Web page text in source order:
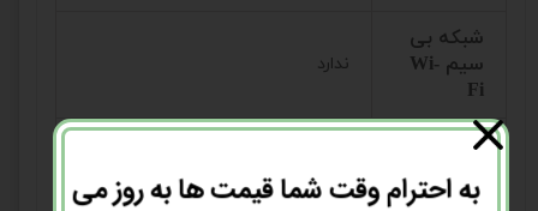
شبکه بی
سیم Wi-
Fi
ندارد
توانایی
چاپ در
دقیقه
به احترام وقت شما قیمت ها به روز می